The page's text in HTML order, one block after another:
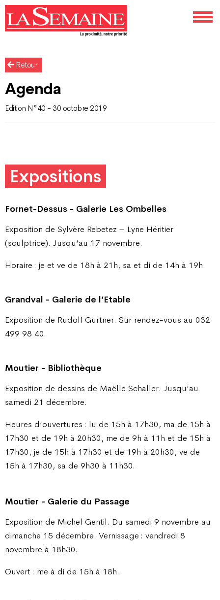
Retour
Agenda
Edition N°40 - 30 octobre 2019
Expositions
Fornet-Dessus - Galerie Les Ombelles
Exposition de Sylvère Rebetez – Lyne Héritier
(sculptrice). Jusqu’au 17 novembre.
Horaire : je et ve de 18h à 21h, sa et di de 14h à 19h.
Grandval - Galerie de l’Etable
Exposition de Rudolf Gurtner. Sur rendez-vous au 032
499 98 40.
Moutier - Bibliothèque
Exposition de dessins de Maëlle Schaller. Jusqu’au
samedi 21 décembre.
Heures d’ouvertures : lu de 15h à 17h30, ma de 15h à
17h30 et de 19h à 20h30, me de 9h à 11h et de 15h à
17h30, je de 15h à 17h30 et de 19h à 20h30, ve de
15h à 17h30, sa de 9h30 à 11h30.
Moutier - Galerie du Passage
Exposition de Michel Gentil. Du samedi 9 novembre au
dimanche 15 décembre. Vernissage : vendredi 8
novembre à 18h30.
Ouvert : me à di de 15h à 18h.